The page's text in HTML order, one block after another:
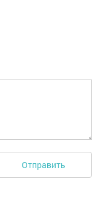
Отправить